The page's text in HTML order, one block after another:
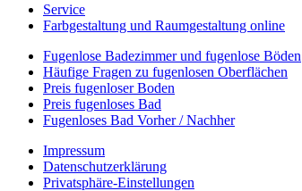
Service
Farbgestaltung und Raumgestaltung online
Fugenlose Badezimmer und fugenlose Böden
Häufige Fragen zu fugenlosen Oberflächen
Preis fugenloser Boden
Preis fugenloses Bad
Fugenloses Bad Vorher / Nachher
Impressum
Datenschutzerklärung
Privatsphäre-Einstellungen